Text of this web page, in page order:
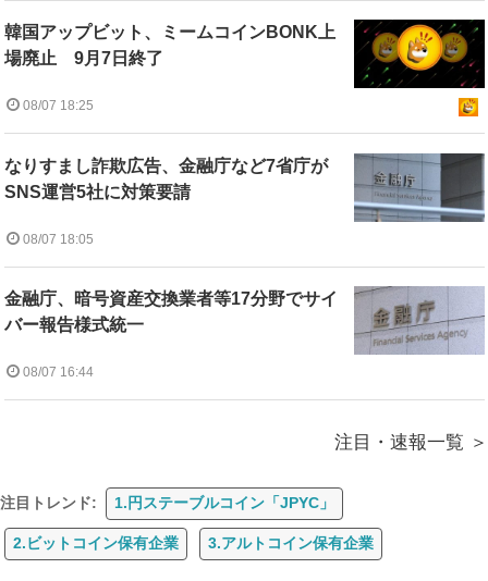
韓国アップビット、ミームコインBONK上
場廃止 9月7日終了
08/07 18:25
なりすまし詐欺広告、金融庁など7省庁が
SNS運営5社に対策要請
08/07 18:05
金融庁、暗号資産交換業者等17分野でサイ
バー報告様式統一
08/07 16:44
注目・速報一覧
注目トレンド: 1.円ステーブルコイン「JPYC」
2.ビットコイン保有企業 3.アルトコイン保有企業